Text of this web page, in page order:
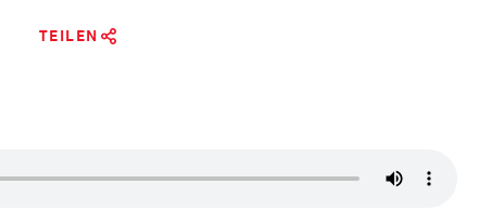
TEILEN